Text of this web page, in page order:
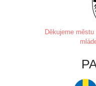
Děkujeme